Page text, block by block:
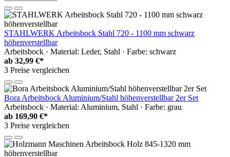
STAHLWERK Arbeitsbock Stahl 720 - 1100 mm schwarz
höhenverstellbar
Arbeitsbock · Material: Leder, Stahl · Farbe: schwarz
ab 32,99 €*
3 Preise vergleichen
Bora Arbeitsbock Aluminium/Stahl höhenverstellbar 2er Set
Arbeitsbock · Material: Aluminium, Stahl · Farbe: grau
ab 169,90 €*
3 Preise vergleichen